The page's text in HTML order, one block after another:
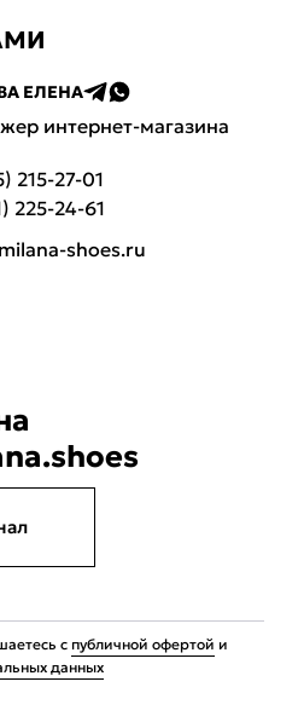
ЕЛЕНА
интернет-магазина
215-27-01
225-24-61
shoes.ru
с публичной офертой и
данных